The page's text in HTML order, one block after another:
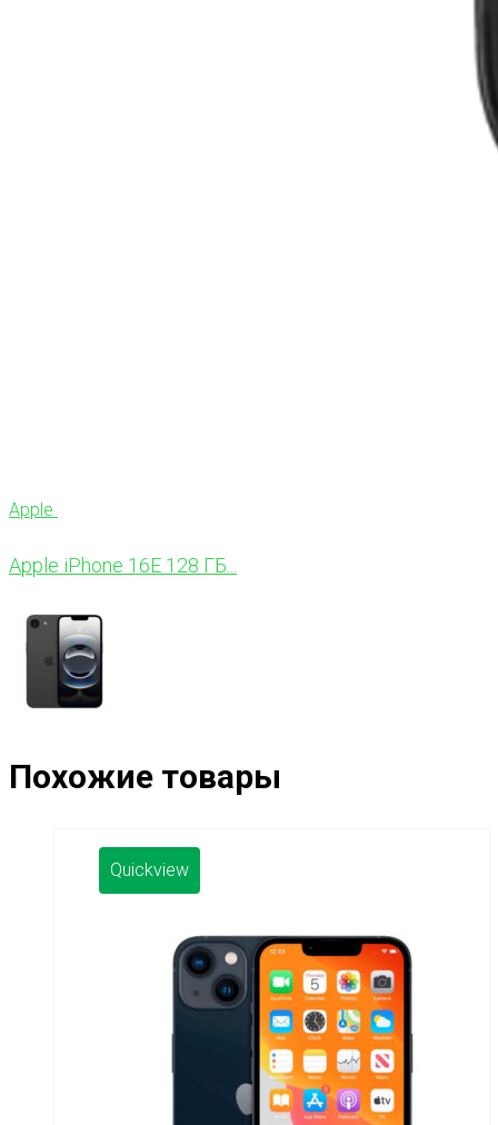
Apple
Apple iPhone 16E 128 ГБ...
Похожие товары
Quickview